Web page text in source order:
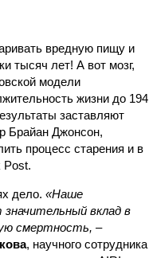
вредную пищу и
тысяч лет! А вот мозг,
модели
жизни до 194
заставляют
Брайан Джонсон,
процесс старения и в
Post.
дело. «Наше
вклад в
смертность, –
, научного сотрудника